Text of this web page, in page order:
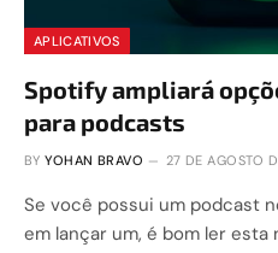
APLICATIVOS
Spotify ampliará
para podcasts
BY YOHAN BRAVO 27 DE AGOSTO
Se você possui um podcast
em lançar um, é bom ler esta